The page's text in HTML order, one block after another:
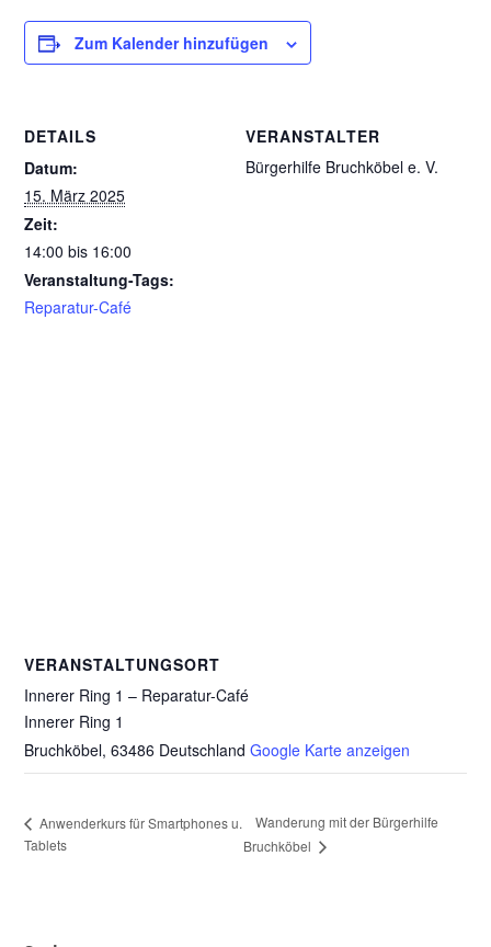
Zum Kalender hinzufügen
DETAILS
Datum:
15. März 2025
Zeit:
14:00 bis 16:00
Veranstaltung-Tags:
Reparatur-Café
VERANSTALTER
Bürgerhilfe Bruchköbel e. V.
VERANSTALTUNGSORT
Innerer Ring 1 – Reparatur-Café
Innerer Ring 1
Bruchköbel, 63486 Deutschland Google Karte anzeigen
Anwenderkurs für Smartphones u.
Tablets
Wanderung mit der Bürgerhilfe
Bruchköbel